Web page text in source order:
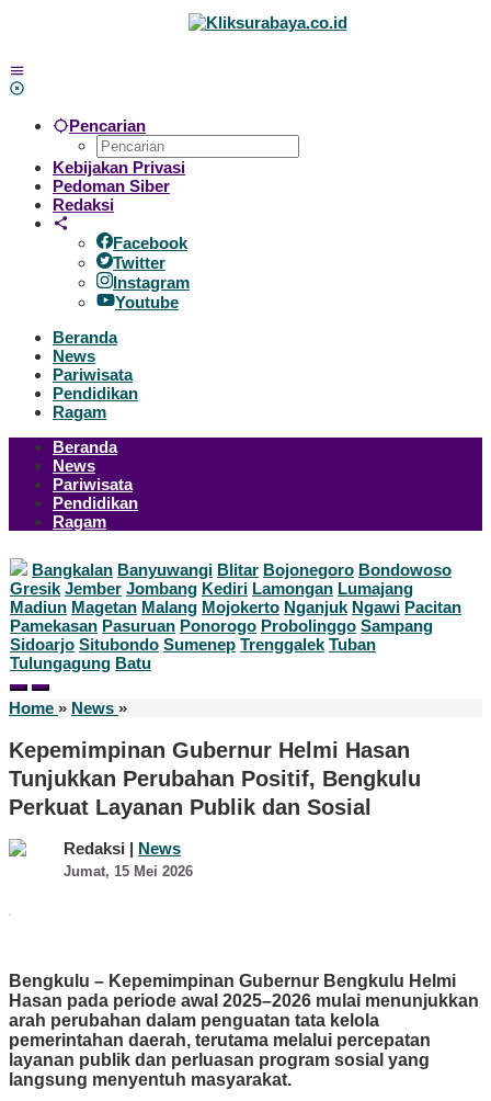
Pencarian
Kebijakan Privasi
Pedoman Siber
Redaksi
Facebook
Twitter
Instagram
Youtube
Beranda
News
Pariwisata
Pendidikan
Ragam
Beranda
News
Pariwisata
Pendidikan
Ragam
Bangkalan Banyuwangi Blitar Bojonegoro Bondowoso
Gresik Jember Jombang Kediri Lamongan Lumajang
Madiun Magetan Malang Mojokerto Nganjuk Ngawi Pacitan
Pamekasan Pasuruan Ponorogo Probolinggo Sampang
Sidoarjo Situbondo Sumenep Trenggalek Tuban
Tulungagung Batu
Home » News »Kepemimpinan
Helmi
Hasan
Tunjukkan
Perubahan
Positif,
Perkuat
Layanan
Kepemimpinan Gubernur Helmi Hasan
Tunjukkan Perubahan Positif, Bengkulu
Perkuat Layanan Publik dan Sosial
Redaksi | News
Jumat, 15 Mei 2026oleh
Bengkulu – Kepemimpinan Gubernur Bengkulu Helmi
Hasan pada periode awal 2025–2026 mulai menunjukkan
arah perubahan dalam penguatan tata kelola
pemerintahan daerah, terutama melalui percepatan
layanan publik dan perluasan program sosial yang
langsung menyentuh masyarakat.